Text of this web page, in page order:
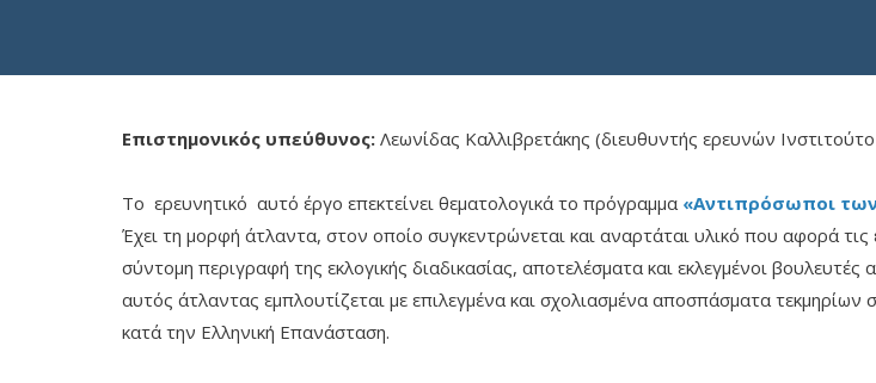
Επιστημονικός υπεύθυνος: Λεωνίδας Καλλιβρετάκης (διευθυντής ερευνών
Το ερευνητικό αυτό έργο επεκτείνει θεματολογικά το πρόγραμμα «Αντιπρόσωποι
Έχει τη μορφή άτλαντα, στον οποίο συγκεντρώνεται και αναρτάται υλικό που αφορά τις
σύντομη περιγραφή της εκλογικής διαδικασίας, αποτελέσματα και εκλεγμένοι βουλευτές
αυτός άτλαντας εμπλουτίζεται με επιλεγμένα και σχολιασμένα αποσπάσματα
κατά την Ελληνική Επανάσταση.